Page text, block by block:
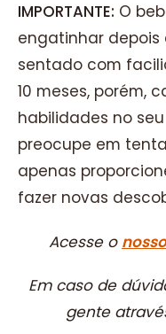
IMPORTANTE: O
engatinhar
sentado com
10 meses, porém,
habilidades no
preocupe em
apenas
fazer novas
Acesse o
Em caso de
gente